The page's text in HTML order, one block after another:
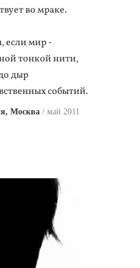
во мраке.
если мир -
тонкой нити,
дыр
событий.
Москва май 2011